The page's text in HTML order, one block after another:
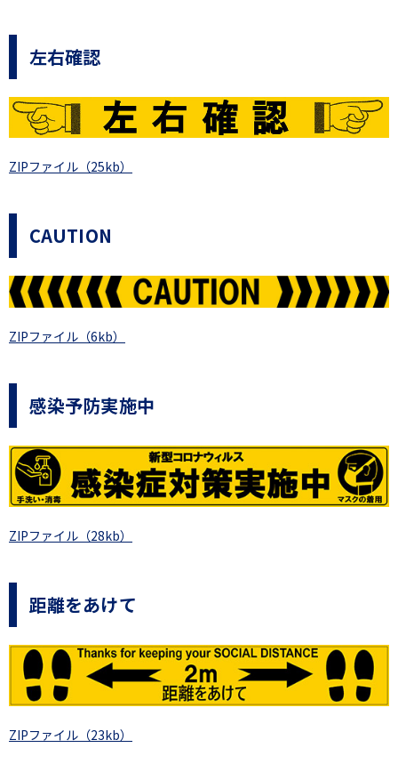
左右確認
ZIPファイル（25kb）
CAUTION
ZIPファイル（6kb）
感染予防実施中
ZIPファイル（28kb）
距離をあけて
ZIPファイル（23kb）